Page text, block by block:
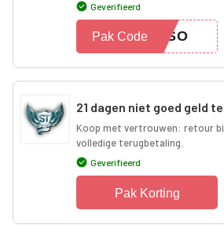
Geverifieerd
WESO
Pak Code
21 dagen niet goed geld
Koop met vertrouwen: retour
volledige terugbetaling.
Geverifieerd
Pak Korting